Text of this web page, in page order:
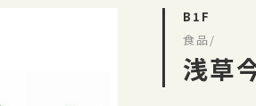
B1F
食品/
浅草